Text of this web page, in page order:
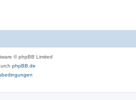
© phpBB Limited
phpBB.de